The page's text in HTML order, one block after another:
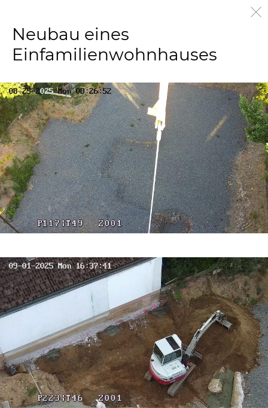
Neubau eines
Einfamilienwohnhauses